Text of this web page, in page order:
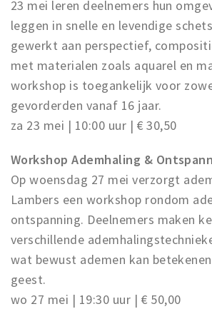
23 mei leren deelnemers hun
leggen in snelle en levendige
gewerkt aan perspectief,
met materialen zoals aquarel en
workshop is toegankelijk voor
gevorderden vanaf 16 jaar.
za 23 mei | 10:00 uur | € 30,50
Workshop Ademhaling &
Op woensdag 27 mei verzorgt
Lambers een workshop rondom
ontspanning. Deelnemers maken
verschillende
wat bewust ademen kan
geest.
wo 27 mei | 19:30 uur | € 50,00